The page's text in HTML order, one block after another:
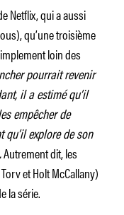
Netflix, qui a aussi
qu’une troisième
loin des
pourrait revenir
il a estimé qu’il
empêcher de
qu’il explore de son
Autrement dit, les
et Holt McCallany)
la série.